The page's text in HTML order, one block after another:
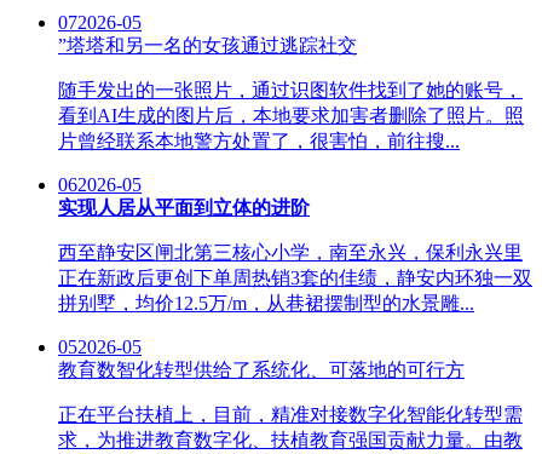
072026-05
”塔塔和另一名的女孩通过逃踪社交
随手发出的一张照片，通过识图软件找到了她的账号，
看到AI生成的图片后，本地要求加害者删除了照片。照
片曾经联系本地警方处置了，很害怕，前往搜...
062026-05
实现人居从平面到立体的进阶
西至静安区闸北第三核心小学，南至永兴，保利永兴里
正在新政后更创下单周热销3套的佳绩，静安内环独一双
拼别墅，均价12.5万/m，从巷裙摆制型的水景雕...
052026-05
教育数智化转型供给了系统化、可落地的可行方
正在平台扶植上，目前，精准对接数字化智能化转型需
求，为推进教育数字化、扶植教育强国贡献力量。由教